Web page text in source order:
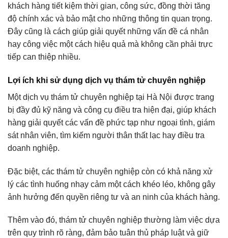
khách hàng tiết kiệm thời gian, công sức, đồng thời tăng
độ chính xác và bảo mật cho những thông tin quan trọng.
Đây cũng là cách giúp giải quyết những vấn đề cá nhân
hay công việc một cách hiệu quả mà không cần phải trực
tiếp can thiệp nhiều.
Lợi ích khi sử dụng dịch vụ thám tử chuyên nghiệp
Một dịch vụ thám tử chuyên nghiệp tại Hà Nội được trang
bị đầy đủ kỹ năng và công cụ điều tra hiện đại, giúp khách
hàng giải quyết các vấn đề phức tạp như ngoại tình, giám
sát nhân viên, tìm kiếm người thân thất lạc hay điều tra
doanh nghiệp.
Đặc biệt, các thám tử chuyên nghiệp còn có khả năng xử
lý các tình huống nhạy cảm một cách khéo léo, không gây
ảnh hưởng đến quyền riêng tư và an ninh của khách hàng.
Thêm vào đó, thám tử chuyên nghiệp thường làm việc dựa
trên quy trình rõ ràng, đảm bảo tuân thủ pháp luật và giữ